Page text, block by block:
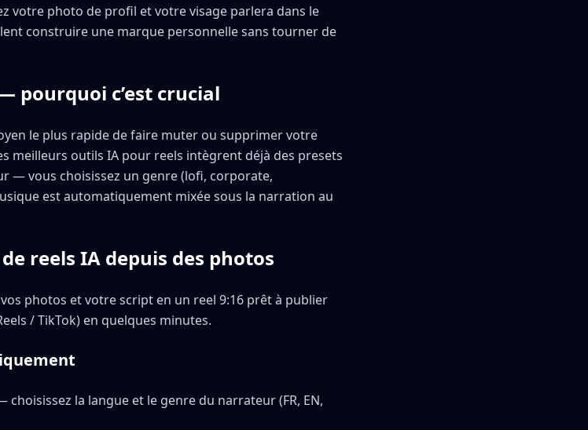
votre photo de profil et votre visage parlera dans le
construire une marque personnelle sans tourner de
pourquoi c’est crucial
le plus rapide de faire muter ou supprimer votre
meilleurs outils IA pour reels intègrent déjà des presets
— vous choisissez un genre (lofi, corporate,
est automatiquement mixée sous la narration au
reels IA depuis des photos
photos et votre script en un reel 9:16 prêt à publier
/ TikTok) en quelques minutes.
choisissez la langue et le genre du narrateur (FR, EN,